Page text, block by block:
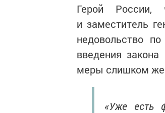
Герой России,
и заместитель
недовольство
введения
меры слишком
«Уже есть